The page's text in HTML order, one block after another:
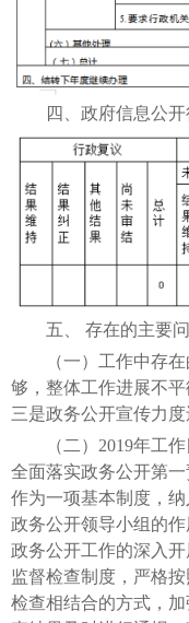
四、政府信息公开
五、 存在的主要问
（一）工作中存在
够，整体工作进展不
三是政务公开宣传力度
（二）2019年工作
全面落实政务公开第
作为一项基本制度，
政务公开领导小组的
政务公开工作的深入
监督检查制度，严格
检查相结合的方式，